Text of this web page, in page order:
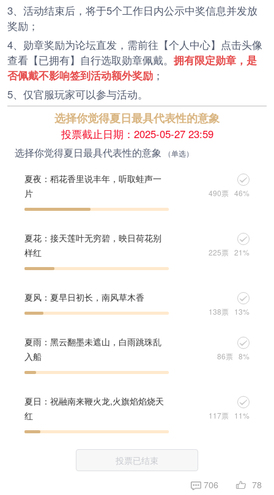
3、活动结束后，将于5个工作日内公示中奖信息并发放
奖励；
4、勋章奖励为论坛直发，需前往【个人中心】点击头像
查看【已拥有】自行选取勋章佩戴。 拥有限定勋章，是
否佩戴不影响签到活动额外奖励；
5、仅官服玩家可以参与活动。
选择你觉得夏日最具代表性的意象
投票截止日期：2025-05-27 23:59
选择你觉得夏日最具代表性的意象 （单选）
夏夜：稻花香里说丰年，听取蛙声一
片
490票 46%
夏花：接天莲叶无穷碧，映日荷花别
样红
225票 21%
夏风：夏早日初长，南风草木香
138票 13%
夏雨：黑云翻墨未遮山，白雨跳珠乱
入船
86票 8%
夏日：祝融南来鞭火龙,火旗焰焰烧天
红
117票 11%
投票已结束
706 78